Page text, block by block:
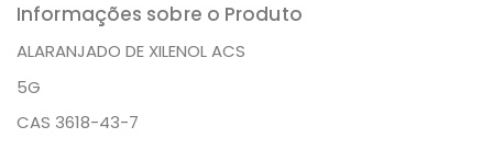
Informações sobre o Produto
ALARANJADO DE XILENOL ACS
5G
CAS 3618-43-7